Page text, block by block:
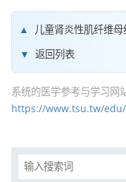
儿童肾炎性肌纤维
返回列表
系统的医学参考与学习网
https://www.tsu.tw/